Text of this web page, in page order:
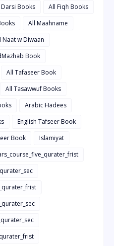
Books
All Fiqh Books
All Maahname
Naat w Diwaan
Book
All Tafaseer Book
All Tasawwuf Books
Arabic Hadees
English Tafseer Book
Book
Islamiyat